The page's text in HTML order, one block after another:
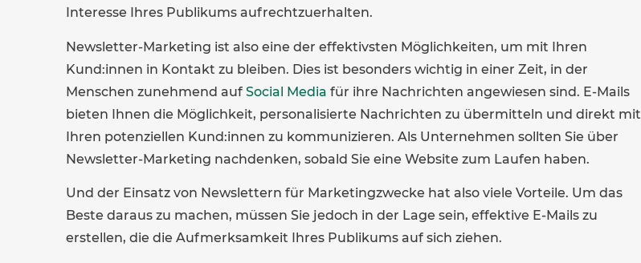
Interesse Ihres Publikums aufrechtzuerhalten.
Newsletter-Marketing ist also eine der effektivsten Möglichkeiten, um mit Ihren
Kund:innen in Kontakt zu bleiben. Dies ist besonders wichtig in einer Zeit, in der
Menschen zunehmend auf Social Media für ihre Nachrichten angewiesen sind. E-Mails
bieten Ihnen die Möglichkeit, personalisierte Nachrichten zu übermitteln und direkt mit
Ihren potenziellen Kund:innen zu kommunizieren. Als Unternehmen sollten Sie über
Newsletter-Marketing nachdenken, sobald Sie eine Website zum Laufen haben.
Und der Einsatz von Newslettern für Marketingzwecke hat also viele Vorteile. Um das
Beste daraus zu machen, müssen Sie jedoch in der Lage sein, effektive E-Mails zu
erstellen, die die Aufmerksamkeit Ihres Publikums auf sich ziehen.